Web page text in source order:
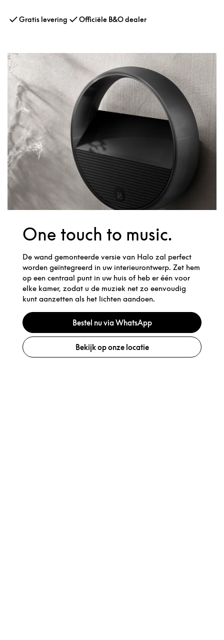
Gratis levering Officiële B&O dealer
One touch to music.
De wand gemonteerde versie van Halo zal perfect
worden geïntegreerd in uw interieurontwerp. Zet hem
op een centraal punt in uw huis of heb er één voor
elke kamer, zodat u de muziek net zo eenvoudig
kunt aanzetten als het lichten aandoen.
Bestel nu via WhatsApp
Bekijk op onze locatie